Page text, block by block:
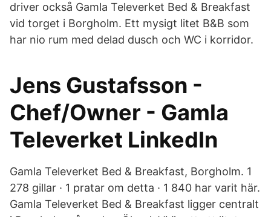
driver också Gamla Televerket Bed & Breakfast
vid torget i Borgholm. Ett mysigt litet B&B som
har nio rum med delad dusch och WC i korridor.
Jens Gustafsson -
Chef/Owner - Gamla
Televerket LinkedIn
Gamla Televerket Bed & Breakfast, Borgholm. 1
278 gillar · 1 pratar om detta · 1 840 har varit här.
Gamla Televerket Bed & Breakfast ligger centralt